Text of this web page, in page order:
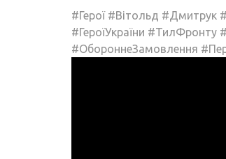
#Герої #Вітольд #Дмитрук
#ГероїУкраїни #ТилФронту
#ОбороннеЗамовлення